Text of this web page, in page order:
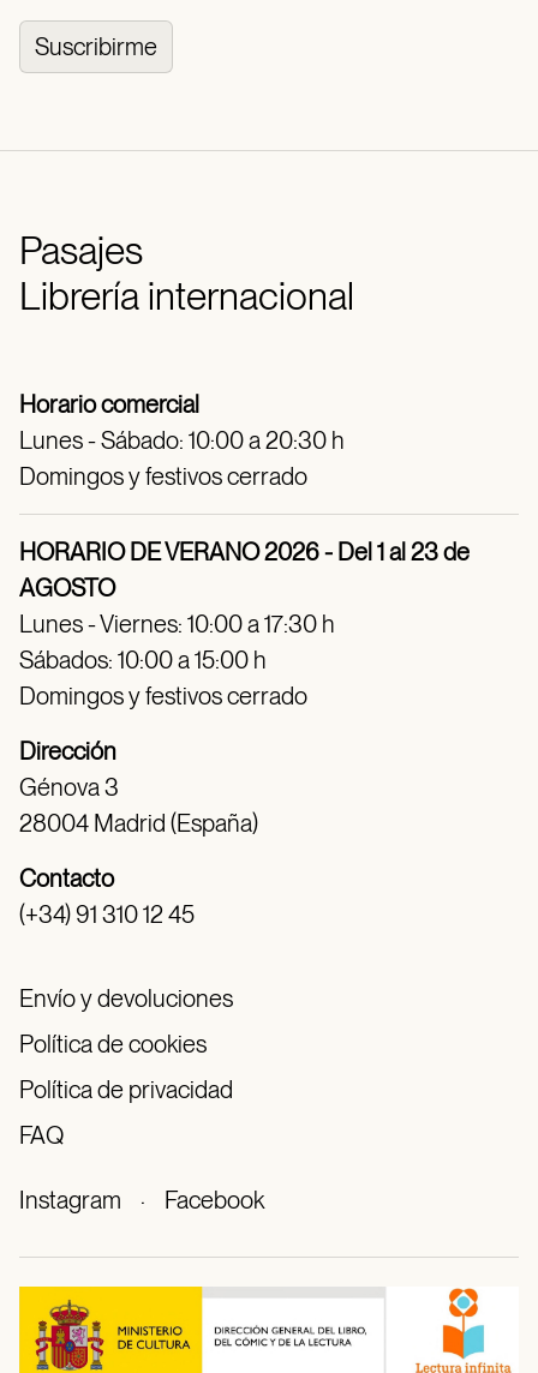
Suscribirme
Pasajes
Librería internacional
Horario comercial
Lunes - Sábado: 10:00 a 20:30 h
Domingos y festivos cerrado
HORARIO DE VERANO 2026 - Del 1 al 23 de
AGOSTO
Lunes - Viernes: 10:00 a 17:30 h
Sábados: 10:00 a 15:00 h
Domingos y festivos cerrado
Dirección
Génova 3
28004 Madrid (España)
Contacto
(+34) 91 310 12 45
Envío y devoluciones
Política de cookies
Política de privacidad
FAQ
Instagram · Facebook